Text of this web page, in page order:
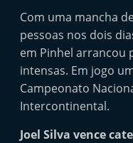
Com uma mancha
pessoas nos dois
em Pinhel arrancou
intensas. Em jogo
Campeonato
Intercontinental.
Joel Silva vence